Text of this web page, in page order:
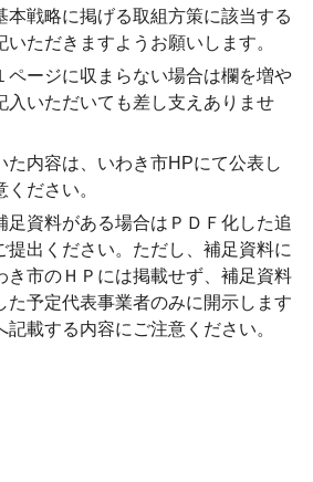
本戦略に掲げる取組方策に該当する
いただきますようお願いします。
ページに収まらない場合は欄を増や
入いただいても差し支えありませ
内容は、 いわき市HPにて公表し
ださい。
足資料がある場合はＰＤＦ化した追
提出ください。ただし、補足資料に
き市のＨＰには掲載せず、補足資料
た予定代表事業者のみに開示します
記載する内容にご注意ください。